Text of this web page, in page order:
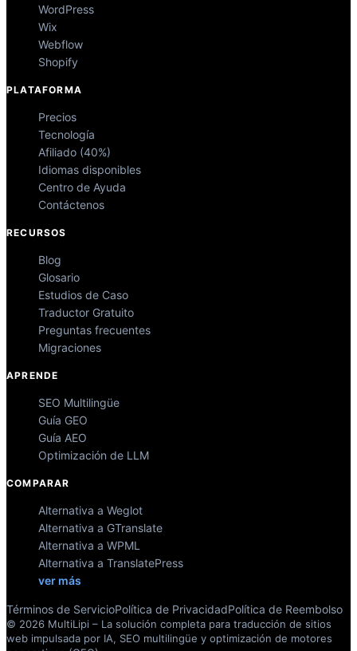
WordPress
Wix
Webflow
Shopify
PLATAFORMA
Precios
Tecnología
Afiliado (40%)
Idiomas disponibles
Centro de Ayuda
Contáctenos
RECURSOS
Blog
Glosario
Estudios de Caso
Traductor Gratuito
Preguntas frecuentes
Migraciones
APRENDE
SEO Multilingüe
Guía GEO
Guía AEO
Optimización de LLM
COMPARAR
Alternativa a Weglot
Alternativa a GTranslate
Alternativa a WPML
Alternativa a TranslatePress
ver más
Términos de ServicioPolítica de PrivacidadPolítica de Reembolso
© 2026 MultiLipi – La solución completa para traducción de sitios
web impulsada por IA, SEO multilingüe y optimización de motores